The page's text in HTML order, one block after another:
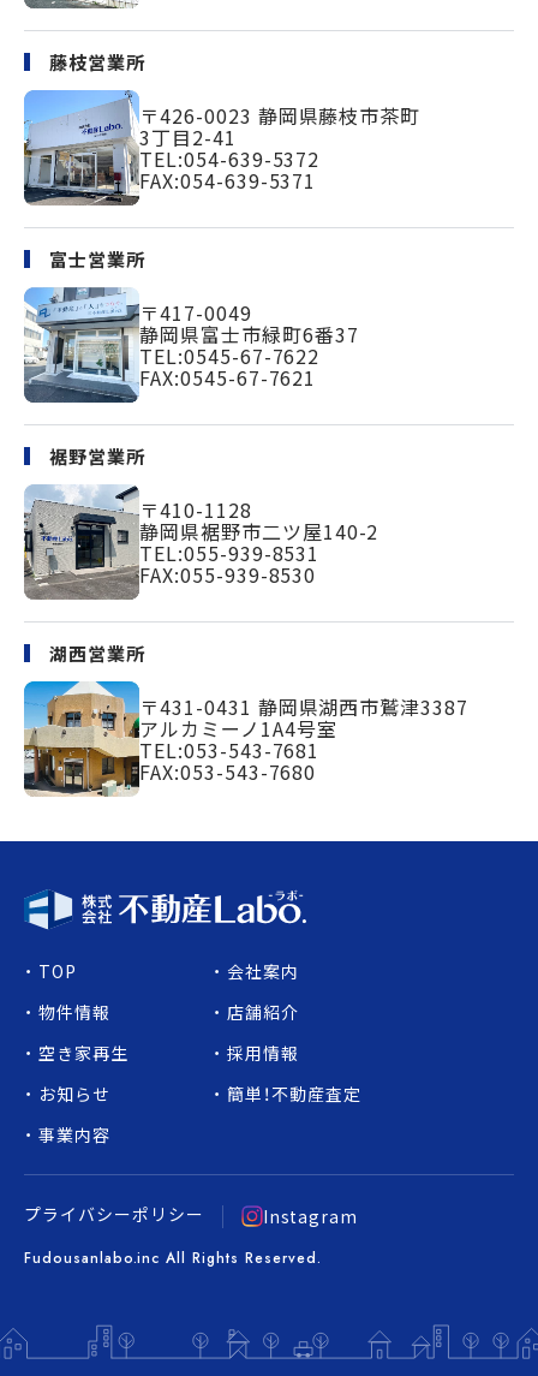
藤枝営業所
〒426-0023 静岡県藤枝市茶町
3丁目2-41
TEL:054-639-5372
FAX:054-639-5371
富士営業所
〒417-0049
静岡県富士市緑町6番37
TEL:0545-67-7622
FAX:0545-67-7621
裾野営業所
〒410-1128
静岡県裾野市二ツ屋140-2
TEL:055-939-8531
FAX:055-939-8530
湖西営業所
〒431-0431 静岡県湖西市鷲津3387
アルカミーノ1A4号室
TEL:053-543-7681
FAX:053-543-7680
プライバシーポリシー Instagram
Fudousanlabo.inc All Rights Reserved.
TOP
お知らせ
店舗紹介
物件情報
事業内容
採用情報
空き家再生
会社案内
簡単！不動産査定